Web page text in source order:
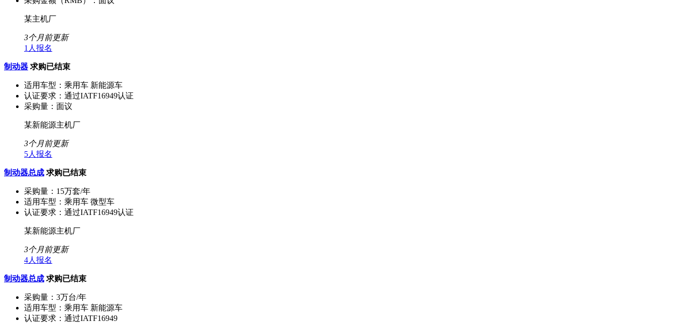
某主机厂
3个月前更新
1人报名
制动器 求购已结束
适用车型： 乘用车 新能源车
认证要求： 通过IATF16949认证
采购量： 面议
某新能源主机厂
3个月前更新
5人报名
制动器总成 求购已结束
采购量： 15万套/年
适用车型： 乘用车 微型车
认证要求： 通过IATF16949认证
某新能源主机厂
3个月前更新
4人报名
制动器总成 求购已结束
采购量： 3万台/年
适用车型： 乘用车 新能源车
认证要求： 通过IATF16949